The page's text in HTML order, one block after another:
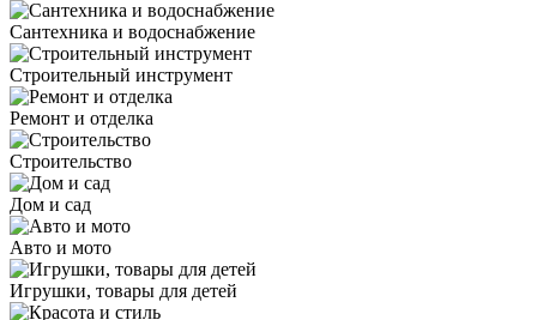
Сантехника и водоснабжение
Строительный инструмент
Ремонт и отделка
Строительство
Дом и сад
Авто и мото
Игрушки, товары для детей